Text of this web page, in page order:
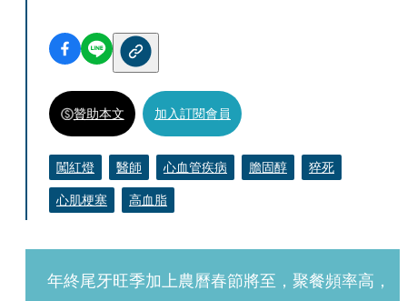
贊助本文 加入訂閱會員
闖紅燈 醫師 心血管疾病 膽固醇
猝死
心肌梗塞
高血脂
年終尾牙旺季加上農曆春節將至，聚餐頻率高，